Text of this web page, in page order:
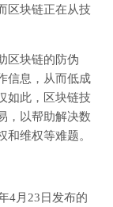
区块链正在从技
区块链的防伪
信息，从而低成
如此，区块链技
，以帮助解决数
维权等难题。
4月23日发布的